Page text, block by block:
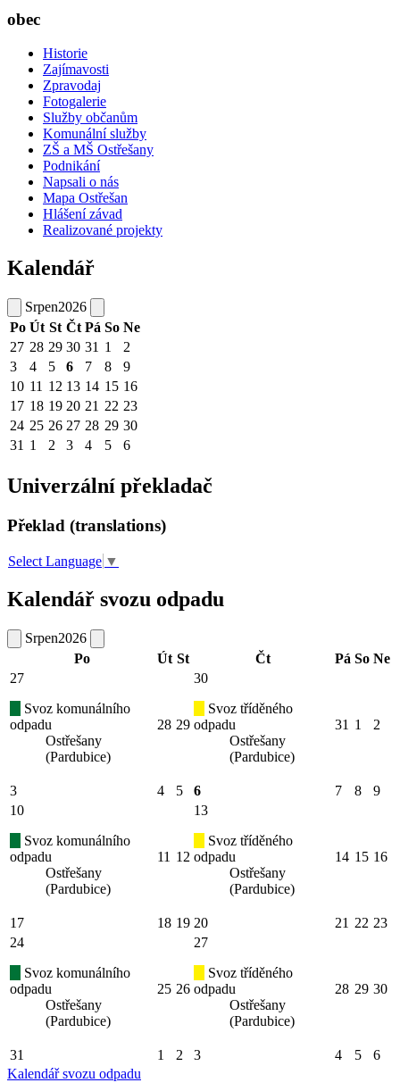
obec
Historie
Zajímavosti
Zpravodaj
Fotogalerie
Služby občanům
Komunální služby
ZŠ a MŠ Ostřešany
Podnikání
Napsali o nás
Mapa Ostřešan
Hlášení závad
Realizované projekty
Kalendář
Srpen2026
Po Út St Čt Pá So Ne
27 28 29 30 31 1
2
3
4 5 6 7 8
9
10 11 12 13 14 15 16
17 18 19 20 21 22 23
24 25 26 27 28 29 30
31 1 2 3 4 5 6
Univerzální překladač
Překlad (translations)
Select Language ▼
Kalendář svozu odpadu
Srpen2026
Po
Út St Čt Pá So Ne
27
Svoz komunálního
odpadu
Ostřešany
(Pardubice)
28 29
30
Svoz tříděného
odpadu
Ostřešany
(Pardubice)
31 1 2
3 4 5 6 7 8
9
10
Svoz komunálního
odpadu
Ostřešany
(Pardubice)
11 12
13
Svoz tříděného
odpadu
Ostřešany
(Pardubice)
14 15 16
17 18 19 20 21 22 23
24
Svoz komunálního
odpadu
Ostřešany
(Pardubice)
25 26
27
Svoz tříděného
odpadu
Ostřešany
(Pardubice)
28 29 30
31 1 2 3 4 5
6
Kalendář svozu odpadu